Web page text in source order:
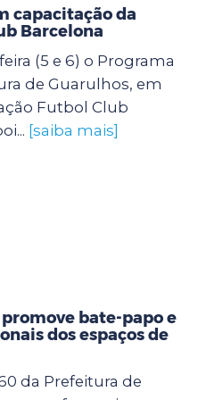
capacitação da
Barcelona
(5 e 6) o Programa
de Guarulhos, em
Futbol Club
[saiba mais]
bate-papo e
dos espaços de
da Prefeitura de